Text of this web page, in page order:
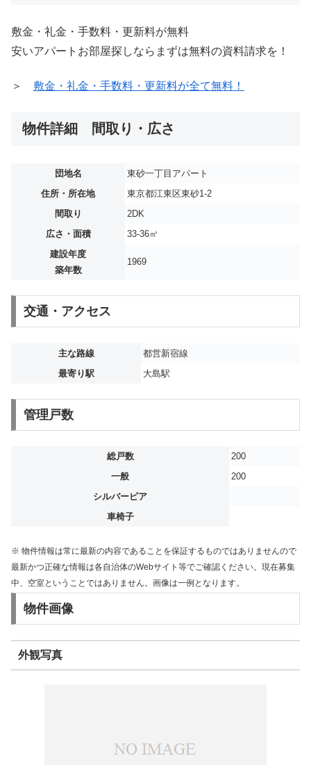
敷金・礼金・手数料・更新料が無料
安いアパートお部屋探しならまずは無料の資料請求を！
＞ 敷金・礼金・手数料・更新料が全て無料！
物件詳細 間取り・広さ
団地名
東砂一丁目アパート
住所・所在地
東京都江東区東砂1-2
間取り
2DK
広さ・面積
33-36㎡
建設年度
築年数
1969
交通・アクセス
主な路線
都営新宿線
最寄り駅
大島駅
管理戸数
総戸数
200
一般
200
シルバーピア
車椅子
※ 物件情報は常に最新の内容であることを保証するものではありませんので
最新かつ正確な情報は各自治体のWebサイト等でご確認ください。現在募集
中、空室ということではありません。画像は一例となります。
物件画像
外観写真